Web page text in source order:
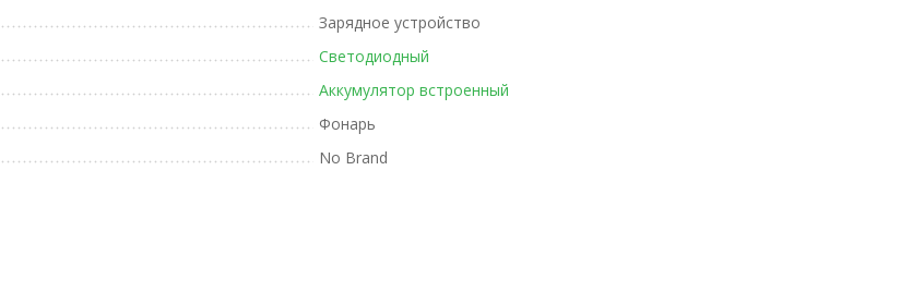
Зарядное устройство
Светодиодный
Аккумулятор встроенный
Фонарь
No Brand